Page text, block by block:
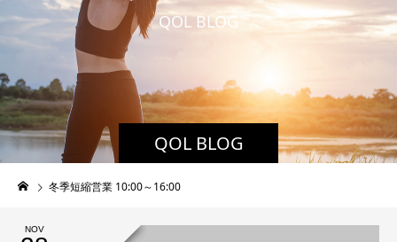
QOL BLOG
QOL BLOG
冬季短縮営業 10:00～16:00
NOV